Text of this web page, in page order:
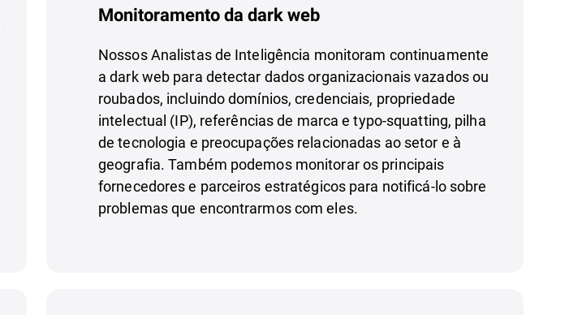
Monitoramento da dark web
Nossos Analistas de Inteligência monitoram continuamente
a dark web para detectar dados organizacionais vazados ou
roubados, incluindo domínios, credenciais, propriedade
intelectual (IP), referências de marca e typo-squatting, pilha
de tecnologia e preocupações relacionadas ao setor e à
geografia. Também podemos monitorar os principais
fornecedores e parceiros estratégicos para notificá-lo sobre
problemas que encontrarmos com eles.